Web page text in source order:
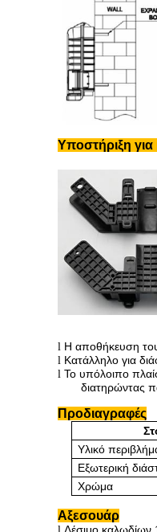
Υποστήριξη
l Η αποθήκευση του
l Κατάλληλο για
l Το υπόλοιπο
διατηρώντας
Προδιαγραφές
Υλικό
Εξωτερική
Χρώμα
Αξεσουάρ